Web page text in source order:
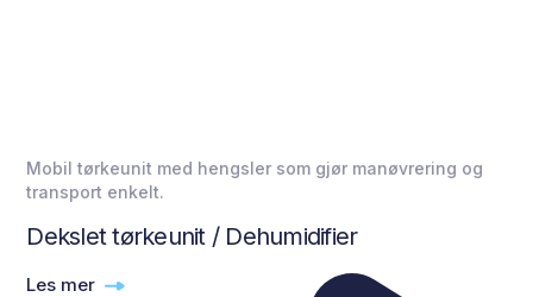
Mobil tørkeunit med hengsler som gjør manøvrering og
transport enkelt.
Dekslet tørkeunit / Dehumidifier
Les mer